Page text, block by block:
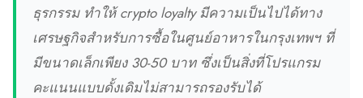
ธุรกรรม ทำให้ crypto loyalty มีความเป็นไปได้ทาง
เศรษฐกิจสำหรับการซื้อในศูนย์อาหารในกรุงเทพฯ ที่
มีขนาดเล็กเพียง 30-50 บาท ซึ่งเป็นสิ่งที่โปรแกรม
คะแนนแบบดั้งเดิมไม่สามารถรองรับได้